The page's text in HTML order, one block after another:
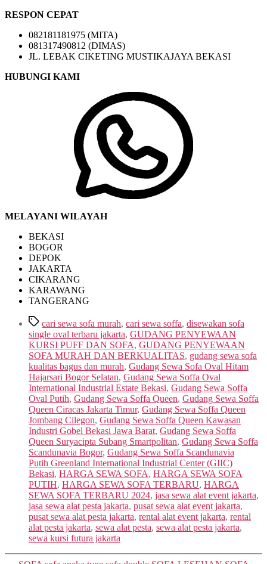
RESPON CEPAT
082181181975 (MITA)
081317490812 (DIMAS)
JL. LEBAK CIKETING MUSTIKAJAYA BEKASI
HUBUNGI KAMI
MELAYANI WILAYAH
BEKASI
BOGOR
DEPOK
JAKARTA
CIKARANG
KARAWANG
TANGERANG
Tagscari sewa sofa murah, cari sewa soffa, disewakan sofa
single oval terbaru jakarta, GUDANG PENYEWAAN
KURSI PUFF DAN SOFA, GUDANG PENYEWAAN
SOFA MURAH DAN BERKUALITAS, gudang sewa sofa
kualitas bagus dan murah, Gudang Sewa Sofa Oval Hitam
Hajarsari Bogor Selatan, Gudang Sewa Soffa Oval
International Industrial Estate Bekasi, Gudang Sewa Soffa
Oval Putih, Gudang Sewa Soffa Queen, Gudang Sewa Soffa
Queen Ciracas Jakarta Timur, Gudang Sewa Soffa Queen
Jombang Cilegon, Gudang Sewa Soffa Queen Kawasan
Industri Gobel Bekasi Jawa Barat, Gudang Sewa Soffa
Queen Suryacipta Subang Smartpolitan, Gudang Sewa Soffa
Scandunavia Bogor, Gudang Sewa Soffa Scandunavia
Putih Greenland International Industrial Center (GIIC)
Bekasi, HARGA SEWA SOFA, HARGA SEWA SOFA
PUTIH, HARGA SEWA SOFA TERBARU, HARGA
SEWA SOFA TERBARU 2024, jasa sewa alat event jakarta,
jasa sewa alat pesta jakarta, pusat sewa alat event jakarta,
pusat sewa alat pesta jakarta, rental alat event jakarta, rental
alat pesta jakarta, sewa alat pesta, sewa alat pesta jakarta,
sewa kursi futura jakarta